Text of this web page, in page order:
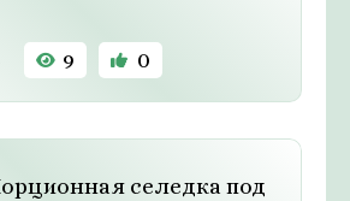
9 0
селедка под